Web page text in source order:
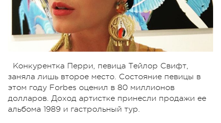
Конкурентка Перри, певица Тейлор Свифт,
заняла лишь второе место. Состояние певицы в
этом году Forbes оценил в 80 миллионов
долларов. Доход артистке принесли продажи ее
альбома 1989 и гастрольный тур.